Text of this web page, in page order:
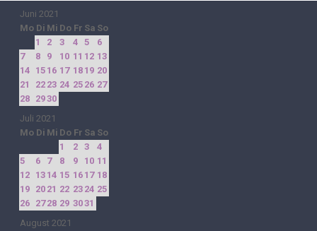
Juni 2021
Mo Di Mi Do Fr Sa So
1
2 3 4 5
6
7
8 9 10 11 12 13
14 15 16 17 18 19 20
21
22 23 24 25 26 27
28 2930
Juli 2021
Mo Di Mi Do Fr Sa So
1
2 3
4
5
6 7 8 9 10 11
12 13 14 15 16 17 18
19 20 21 22 23 24 25
26 27 28 29 3031
August 2021